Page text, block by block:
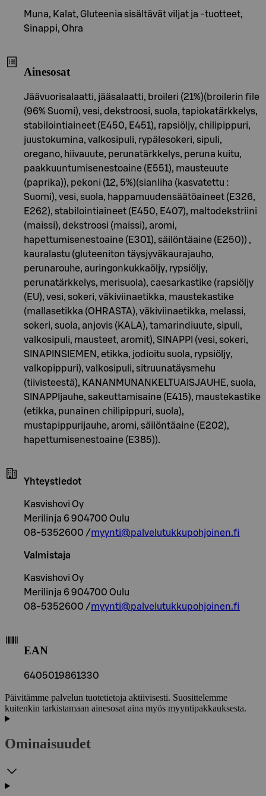
Muna, Kalat, Gluteenia sisältävät viljat ja -tuotteet,
Sinappi, Ohra
Ainesosat
Jäävuorisalaatti, jääsalaatti, broileri (21%)(broilerin file
(96% Suomi), vesi, dekstroosi, suola, tapiokatärkkelys,
stabilointiaineet (E450, E451), rapsiöljy, chilipippuri,
juustokumina, valkosipuli, rypälesokeri, sipuli,
oregano, hiivauute, perunatärkkelys, peruna kuitu,
paakkuuntumisenestoaine (E551), mausteuute
(paprika)), pekoni (12, 5%)(sianliha (kasvatettu :
Suomi), vesi, suola, happamuudensäätöaineet (E326,
E262), stabilointiaineet (E450, E407), maltodekstriini
(maissi), dekstroosi (maissi), aromi,
hapettumisenestoaine (E301), säilöntäaine (E250)) ,
kauralastu (gluteeniton täysjyväkaurajauho,
perunarouhe, auringonkukkaöljy, rypsiöljy,
perunatärkkelys, merisuola), caesarkastike (rapsiöljy
(EU), vesi, sokeri, väkiviinaetikka, maustekastike
(mallasetikka (OHRASTA), väkiviinaetikka, melassi,
sokeri, suola, anjovis (KALA), tamarindiuute, sipuli,
valkosipuli, mausteet, aromit), SINAPPI (vesi, sokeri,
SINAPINSIEMEN, etikka, jodioitu suola, rypsiöljy,
valkopippuri), valkosipuli, sitruunatäysmehu
(tiivisteestä), KANANMUNANKELTUAISJAUHE, suola,
SINAPPIjauhe, sakeuttamisaine (E415), maustekastike
(etikka, punainen chilipippuri, suola),
mustapippurijauhe, aromi, säilöntäaine (E202),
hapettumisenestoaine (E385)).
Yhteystiedot
Kasvishovi Oy
Merilinja 6 904700 Oulu
08-5352600 /myynti@palvelutukkupohjoinen.fi
Valmistaja
Kasvishovi Oy
Merilinja 6 904700 Oulu
08-5352600 /myynti@palvelutukkupohjoinen.fi
EAN
6405019861330
Päivitämme palvelun tuotetietoja aktiivisesti. Suosittelemme
kuitenkin tarkistamaan ainesosat aina myös myyntipakkauksesta.
Ominaisuudet